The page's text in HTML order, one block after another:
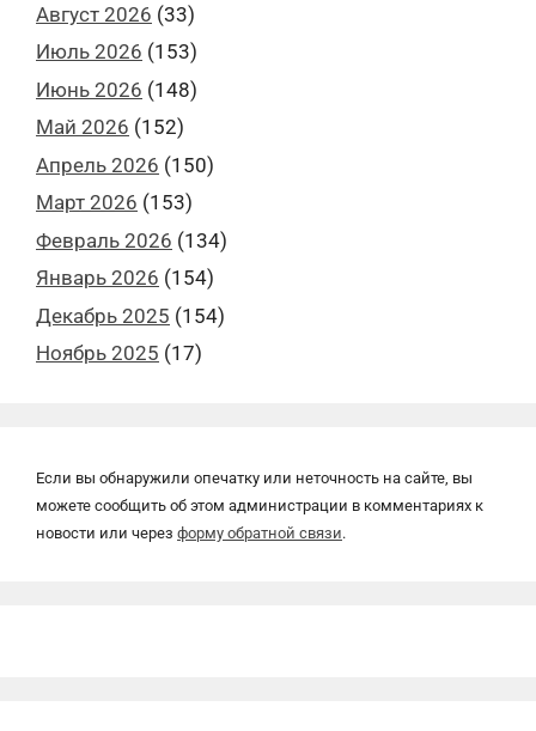
Август 2026 (33)
Июль 2026 (153)
Июнь 2026 (148)
Май 2026 (152)
Апрель 2026 (150)
Март 2026 (153)
Февраль 2026 (134)
Январь 2026 (154)
Декабрь 2025 (154)
Ноябрь 2025 (17)
Если вы обнаружили опечатку или неточность на сайте, вы
можете сообщить об этом администрации в комментариях к
новости или через форму обратной связи.